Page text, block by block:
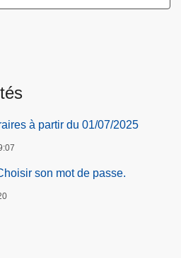
à partir du 01/07/2025
son mot de passe.